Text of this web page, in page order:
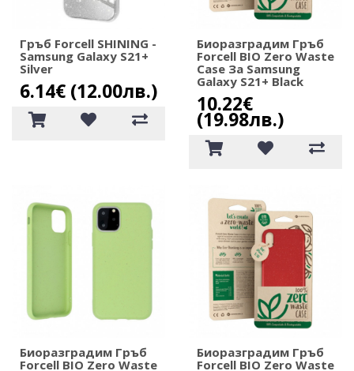
Гръб Forcell SHINING -
Samsung Galaxy S21+
Silver
6.14€ (12.00лв.)
Биоразградим Гръб
Forcell BIO Zero Waste
Case За Samsung
Galaxy S21+ Black
10.22€
(19.98лв.)
Биоразградим Гръб
Forcell BIO Zero Waste
Биоразградим Гръб
Forcell BIO Zero Waste